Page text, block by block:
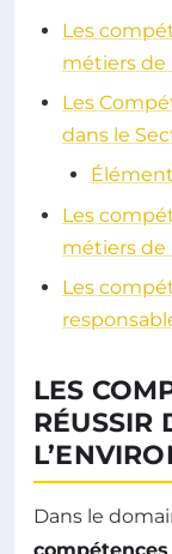
Les
métiers de
Les
dans le
Les
métiers de
Les
LES
RÉUSSIR
Dans le